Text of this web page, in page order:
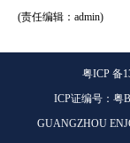
(责任编辑：admin)
粤ICP 备
ICP证编号：粤
GUANGZHOU